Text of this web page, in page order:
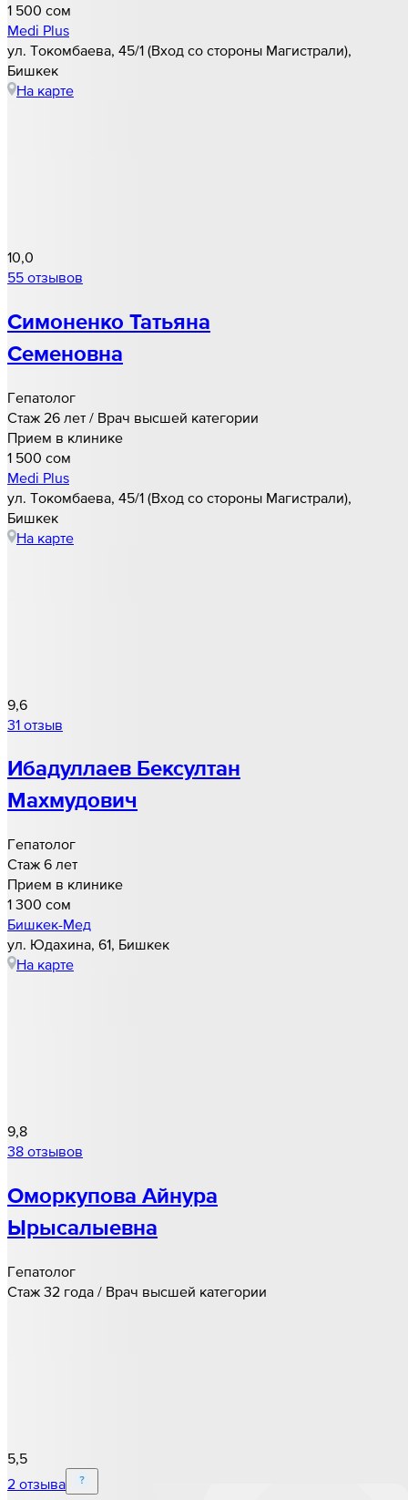
1 500 cом
Medi Plus
ул. Токомбаева, 45/1 (Вход со стороны Магистрали),
Бишкек
На карте
10,0
55 отзывов
Симоненко Татьяна
Семеновна
Гепатолог
Стаж 26 лет / Врач высшей категории
Прием в клинике
1 500 cом
Medi Plus
ул. Токомбаева, 45/1 (Вход со стороны Магистрали),
Бишкек
На карте
9,6
31 отзыв
Ибадуллаев Бексултан
Махмудович
Гепатолог
Стаж 6 лет
Прием в клинике
1 300 cом
Бишкек-Мед
ул. Юдахина, 61, Бишкек
На карте
9,8
38 отзывов
Оморкупова Айнура
Ырысалыевна
Гепатолог
Стаж 32 года / Врач высшей категории
5,5
2 отзыва